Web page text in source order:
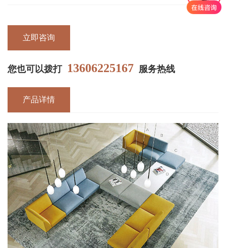
立即咨询
您也可以拨打 13606225167 服务热线
产品详情